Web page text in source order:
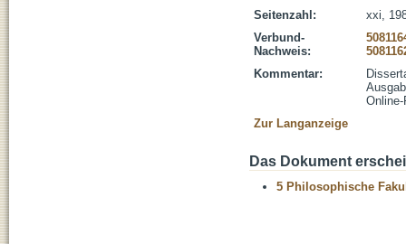
Seitenzahl:
xxi,
Verbund-
Nachweis:
Kommentar:
Zur Langanzeige
Das Dokument
5 Philosophische